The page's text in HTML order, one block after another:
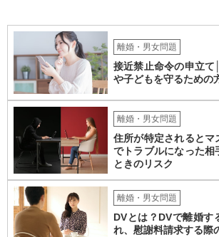
離婚・男女問題
接近禁止命令の申立て
や子どもを守るための
離婚・男女問題
住所が特定されるとマ
でトラブルになった相
ときのリスク
離婚・男女問題
DVとは？DVで離婚す
れ、慰謝料請求する際